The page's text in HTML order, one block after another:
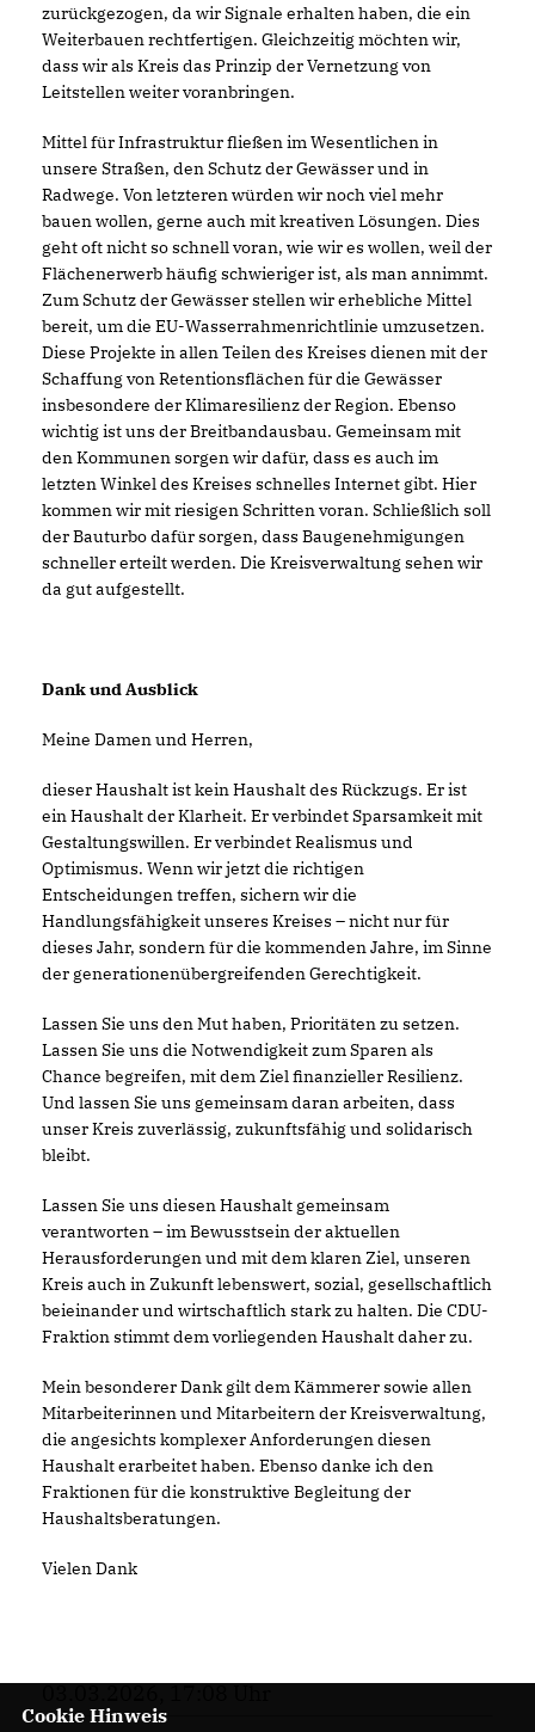
zurückgezogen, da wir Signale erhalten haben, die ein
Weiterbauen rechtfertigen. Gleichzeitig möchten wir,
dass wir als Kreis das Prinzip der Vernetzung von
Leitstellen weiter voranbringen.
Mittel für Infrastruktur fließen im Wesentlichen in
unsere Straßen, den Schutz der Gewässer und in
Radwege. Von letzteren würden wir noch viel mehr
bauen wollen, gerne auch mit kreativen Lösungen. Dies
geht oft nicht so schnell voran, wie wir es wollen, weil der
Flächenerwerb häufig schwieriger ist, als man annimmt.
Zum Schutz der Gewässer stellen wir erhebliche Mittel
bereit, um die EU-Wasserrahmenrichtlinie umzusetzen.
Diese Projekte in allen Teilen des Kreises dienen mit der
Schaffung von Retentionsflächen für die Gewässer
insbesondere der Klimaresilienz der Region. Ebenso
wichtig ist uns der Breitbandausbau. Gemeinsam mit
den Kommunen sorgen wir dafür, dass es auch im
letzten Winkel des Kreises schnelles Internet gibt. Hier
kommen wir mit riesigen Schritten voran. Schließlich soll
der Bauturbo dafür sorgen, dass Baugenehmigungen
schneller erteilt werden. Die Kreisverwaltung sehen wir
da gut aufgestellt.
Dank und Ausblick
Meine Damen und Herren,
dieser Haushalt ist kein Haushalt des Rückzugs. Er ist
ein Haushalt der Klarheit. Er verbindet Sparsamkeit mit
Gestaltungswillen. Er verbindet Realismus und
Optimismus. Wenn wir jetzt die richtigen
Entscheidungen treffen, sichern wir die
Handlungsfähigkeit unseres Kreises – nicht nur für
dieses Jahr, sondern für die kommenden Jahre, im Sinne
der generationenübergreifenden Gerechtigkeit.
Lassen Sie uns den Mut haben, Prioritäten zu setzen.
Lassen Sie uns die Notwendigkeit zum Sparen als
Chance begreifen, mit dem Ziel finanzieller Resilienz.
Und lassen Sie uns gemeinsam daran arbeiten, dass
unser Kreis zuverlässig, zukunftsfähig und solidarisch
bleibt.
Lassen Sie uns diesen Haushalt gemeinsam
verantworten – im Bewusstsein der aktuellen
Herausforderungen und mit dem klaren Ziel, unseren
Kreis auch in Zukunft lebenswert, sozial, gesellschaftlich
beieinander und wirtschaftlich stark zu halten. Die CDU-
Fraktion stimmt dem vorliegenden Haushalt daher zu.
Mein besonderer Dank gilt dem Kämmerer sowie allen
Mitarbeiterinnen und Mitarbeitern der Kreisverwaltung,
die angesichts komplexer Anforderungen diesen
Haushalt erarbeitet haben. Ebenso danke ich den
Fraktionen für die konstruktive Begleitung der
Haushaltsberatungen.
Vielen Dank
Cookie Hinweis